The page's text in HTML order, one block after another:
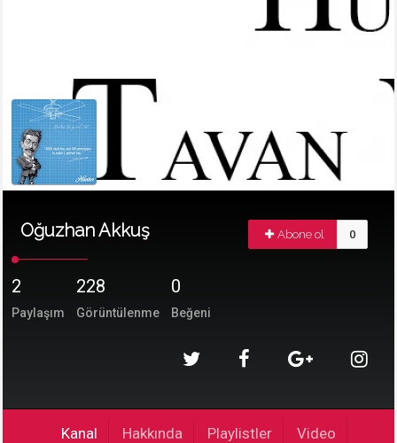
Oğuzhan Akkuş Abone ol 0
2
Paylaşım
228
Görüntülenme
0
Beğeni
Kanal Hakkında Playlistler
Video